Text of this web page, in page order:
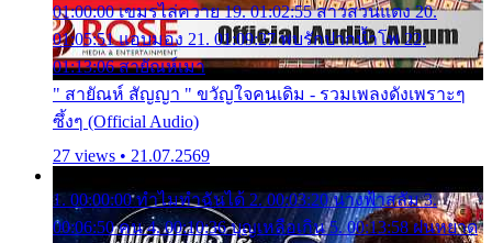
01:00:00 เขมรไล่ควาย 19. 01:02:55 สาวสวนแตง 20.
01:05:51 แอบมอง 21. 01:09:27 พบรักปากน้ำโพ 22.
01:13:06 สายัณห์เมา
" สายัณห์ สัญญา " ขวัญใจคนเดิม - รวมเพลงดังเพราะๆ
ซึ้งๆ (Official Audio)
27 views • 21.07.2569
1. 00:00:00 ทำไมทำฉันได้ 2. 00:03:20 นางฟ้าสลัม 3.
00:06:50 คน 4. 00:10:36 บุญเหลือเกิน 5. 00:13:58 ฝนหยาด